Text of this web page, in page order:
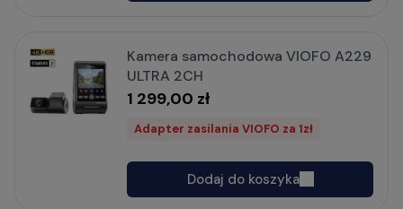
Kamera samochodowa VIOFO A229
ULTRA 2CH
1 299,00 zł
Adapter zasilania VIOFO za 1zł
Dodaj do koszyka